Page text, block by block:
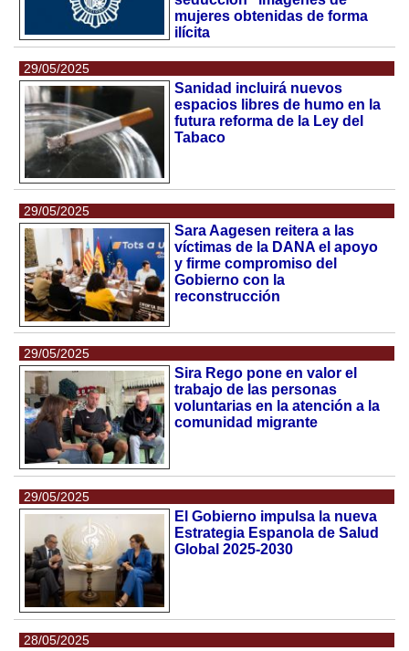
mujeres obtenidas de forma
ilícita
29/05/2025
Sanidad incluirá nuevos
espacios libres de humo en la
futura reforma de la Ley del
Tabaco
29/05/2025
Sara Aagesen reitera a las
víctimas de la DANA el apoyo
y firme compromiso del
Gobierno con la
reconstrucción
29/05/2025
Sira Rego pone en valor el
trabajo de las personas
voluntarias en la atención a la
comunidad migrante
29/05/2025
El Gobierno impulsa la nueva
Estrategia Espanola de Salud
Global 2025-2030
28/05/2025